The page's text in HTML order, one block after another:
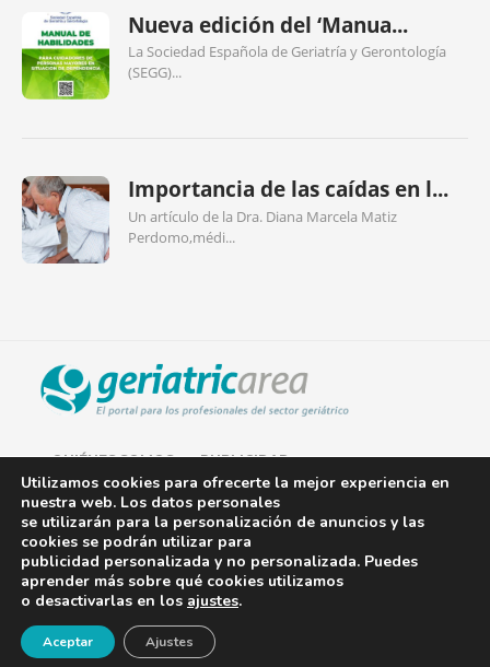
Nueva edición del ‘Manua...
La Sociedad Española de Geriatría y Gerontología
(SEGG)...
Importancia de las caídas en l...
Un artículo de la Dra. Diana Marcela Matiz
Perdomo,médi...
QUIÉNES SOMOS PUBLICIDAD
AVISO LEGAL
POLÍTICA DE COOKIES
POLÍTICA DE PRIVACIDAD
CONTACTO¡Newsletter!
Utilizamos cookies para ofrecerte la mejor experiencia en
nuestra web. Los datos personales
se utilizarán para la personalización de anuncios y las
cookies se podrán utilizar para
publicidad personalizada y no personalizada. Puedes
aprender más sobre qué cookies utilizamos
o desactivarlas en los ajustes.
Aceptar Ajustes